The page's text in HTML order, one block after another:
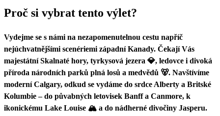
Proč si vybrat tento výlet?
Vydejme se s námi na nezapomenutelnou cestu napříč
nejúchvatnějšími scenériemi západní Kanady. Čekají Vás
majestátní Skalnaté hory, tyrkysová jezera 💎, ledovce i divoká
příroda národních parků plná losů a medvědů 🐻. Navštívíme
moderní Calgary, odkud se vydáme do srdce Alberty a Britské
Kolumbie – do půvabných letovisek Banff a Canmore, k
ikonickému Lake Louise 🏔️ a do nádherné divočiny Jasperu.